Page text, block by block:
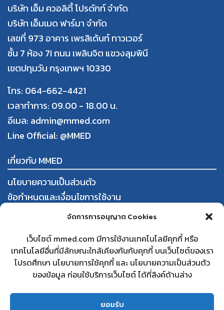
จัดการการอนุญาต Cookies
เว็บไซต์ mmed.com มีการใช้งานเทคโนโลยีคุกกี้ หรือ
เทคโนโลยีอื่นที่มีลักษณะใกล้เคียงกันกับคุกกี้ บนเว็บไซต์ของเรา
โปรดศึกษา นโยบายการใช้คุกกี้ และ นโยบายความเป็นส่วนตัว
ของข้อมูล ก่อนใช้บริการเว็บไซต์ ได้ที่ลิงค์ด้านล่าง
ยอมรับ
บริษัท เอ็ม ควอลิตี้ โปรดักท์ จำกัด
บริษัท เอ็มเมด ฟาร์มา จำกัด
เลขที่ 973 อาคาร เพรสิเด้นท์ ทาวเวอร์
ชั้น 7 ห้อง 7I ถนน เพลินจิต แขวงลุมพินี
เขตปทุมวัน กรุงเทพฯ 10330
โทร: 064-662-4421
เวลาทำการ: 09.00 - 18.00 น.
อีเมล: admin@mmed.com
Line Official: @MMED
เกี่ยวกับ MMED
นโยบายความเป็นส่วนตัว
ข้อกำหนดและเงื่อนไขการใช้งาน
การสั่งซื้อและชำระสินค้า
ใบทะเบียนพาณิชย์
สนใจเป็นคู่ค้ากับ MMED
คำถามที่พบบ่อย
ติดต่อเรา